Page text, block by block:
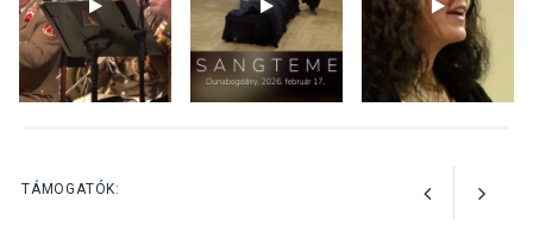
2026 AUG 04
TÁMOGATÓK: